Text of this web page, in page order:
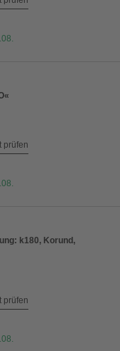
prüfen
k180, Korund,
prüfen